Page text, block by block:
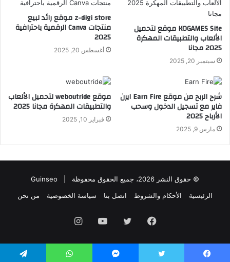
KOGAMES Site موقع لتحميل
الألعاب والتطبيقات المهكرة
2025 مجانا
سبتمبر 20, 2025
z-digi store موقع رائد لبيع
منتجات Canva الرقمية باحترافية
2025
أغسطس 20, 2025
شرح الربح من موقع Earn Fire ايرن
فاير مع تسجيل الدخول وسحب
الأرباح 2025
مارس 9, 2025
موقع weboutride لتحميل الألعاب
والتطبيقات المهكرة مجانا 2025
فبراير 10, 2025
© حقوق النشر 2026، جميع الحقوق محفوظة |
Guinseo
الرئيسية
الأحكام والشروط اتصل بنا سياسة الخصوصية من نحن
فيسبوك تويتر يوتيوبانستقرام